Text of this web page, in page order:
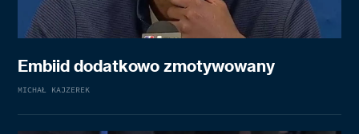
Embiid dodatkowo zmotywowany
MICHAŁ KAJZEREK